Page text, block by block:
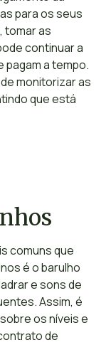
para os seus
tomar as
continuar a
a tempo.
monitorizar as
que está
comuns que
é o barulho
e sons de
Assim, é
os níveis e
de